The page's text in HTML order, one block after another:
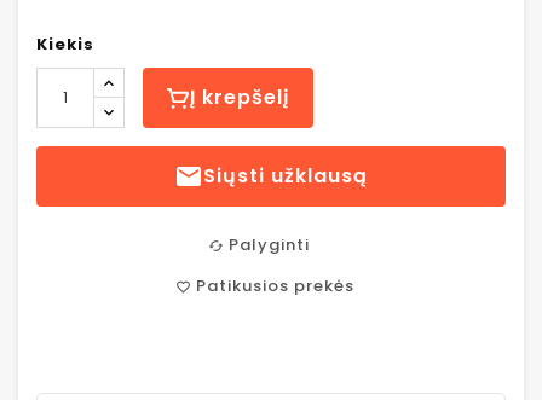
Kiekis
Į krepšelį
Siųsti užklausą
cached Palyginti
favorite_border Patikusios prekės